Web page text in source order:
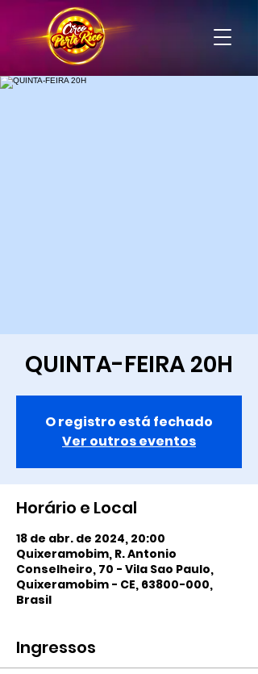
QUINTA-FEIRA 20H
O registro está fechado
Ver outros eventos
Horário e Local
18 de abr. de 2024, 20:00
Quixeramobim, R. Antonio
Conselheiro, 70 - Vila Sao Paulo,
Quixeramobim - CE, 63800-000,
Brasil
Ingressos